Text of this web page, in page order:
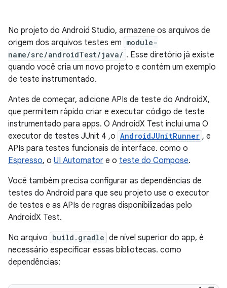
No projeto do Android Studio, armazene os arquivos de
origem dos arquivos testes em module-
name/src/androidTest/java/ . Esse diretório já existe
quando você cria um novo projeto e contém um exemplo
de teste instrumentado.
Antes de começar, adicione APIs de teste do AndroidX,
que permitem rápido criar e executar código de teste
instrumentado para apps. O AndroidX Test inclui uma O
executor de testes JUnit 4 ,o AndroidJUnitRunner , e
APIs para testes funcionais de interface. como o
Espresso, o UI Automator e o teste do Compose.
Você também precisa configurar as dependências de
testes do Android para que seu projeto use o executor
de testes e as APIs de regras disponibilizadas pelo
AndroidX Test.
No arquivo build.gradle de nível superior do app, é
necessário especificar essas bibliotecas. como
dependências: